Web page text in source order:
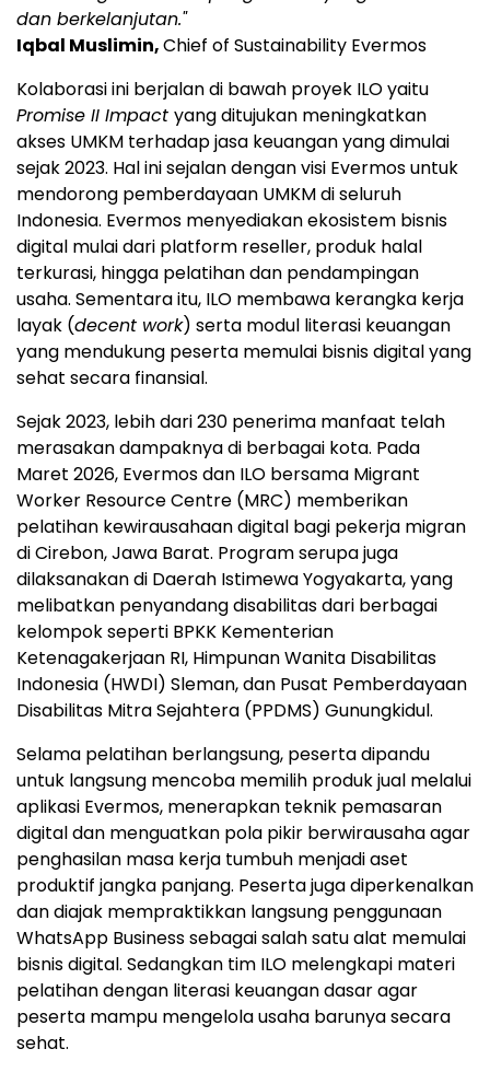
dan berkelanjutan."
Iqbal Muslimin,Chief of Sustainability Evermos
Kolaborasi ini berjalan di bawah proyek ILO yaitu
Promise II Impact yang ditujukan meningkatkan
akses UMKM terhadap jasa keuangan yang dimulai
sejak 2023. Hal ini sejalan dengan visi Evermos untuk
mendorong pemberdayaan UMKM di seluruh
Indonesia. Evermos menyediakan ekosistem bisnis
digital mulai dari platform reseller, produk halal
terkurasi, hingga pelatihan dan pendampingan
usaha. Sementara itu, ILO membawa kerangka kerja
layak (decent work) serta modul literasi keuangan
yang mendukung peserta memulai bisnis digital yang
sehat secara finansial.
Sejak 2023, lebih dari 230 penerima manfaat telah
merasakan dampaknya di berbagai kota. Pada
Maret 2026, Evermos dan ILO bersama Migrant
Worker Resource Centre (MRC) memberikan
pelatihan kewirausahaan digital bagi pekerja migran
di Cirebon, Jawa Barat. Program serupa juga
dilaksanakan di Daerah Istimewa Yogyakarta, yang
melibatkan penyandang disabilitas dari berbagai
kelompok seperti BPKK Kementerian
Ketenagakerjaan RI, Himpunan Wanita Disabilitas
Indonesia (HWDI) Sleman, dan Pusat Pemberdayaan
Disabilitas Mitra Sejahtera (PPDMS) Gunungkidul.
Selama pelatihan berlangsung, peserta dipandu
untuk langsung mencoba memilih produk jual melalui
aplikasi Evermos, menerapkan teknik pemasaran
digital dan menguatkan pola pikir berwirausaha agar
penghasilan masa kerja tumbuh menjadi aset
produktif jangka panjang. Peserta juga diperkenalkan
dan diajak mempraktikkan langsung penggunaan
WhatsApp Business sebagai salah satu alat memulai
bisnis digital. Sedangkan tim ILO melengkapi materi
pelatihan dengan literasi keuangan dasar agar
peserta mampu mengelola usaha barunya secara
sehat.